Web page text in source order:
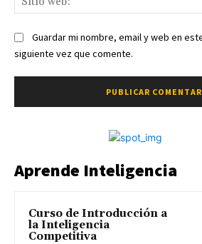
Guardar mi nombre, email y web en
siguiente vez que comente.
Aprende Inteligencia
Curso de Introducción a
la Inteligencia
Competitiva